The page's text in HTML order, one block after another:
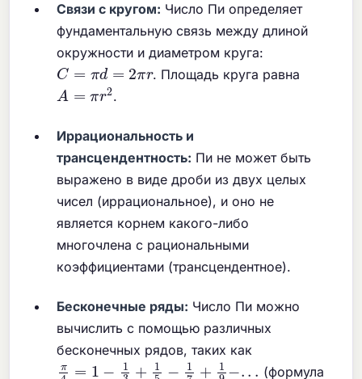
Связи с кругом: Число Пи определяет
фундаментальную связь между длиной
окружности и диаметром круга:
C= π =2 r . Площадь круга равна
A r2 .
Иррациональность и
трансцендентность: Пи не может быть
выражено в виде дроби из двух целых
чисел (иррациональное), и оно не
является корнем какого-либо
многочлена с рациональными
коэффициентами (трансцендентное).
Бесконечные ряды: Число Пи можно
вычислить с помощью различных
бесконечных рядов, таких как
π4 1− 1 + 5−1 7 19− ..
(формула